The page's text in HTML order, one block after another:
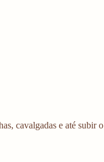
cavalgadas e até subir